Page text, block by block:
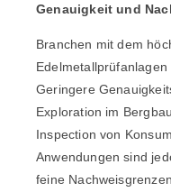
Genauigkeit und
Branchen mit dem
Geringere
Exploration im
Inspection von
Anwendungen sind
feine